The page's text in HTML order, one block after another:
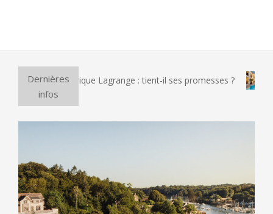
Dernières
infos
électrique Lagrange : tient-il ses promesses ? Et si